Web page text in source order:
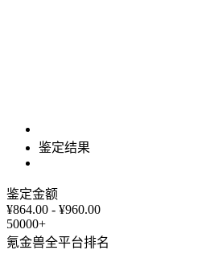
鉴定结果
鉴定金额
¥864.00 - ¥960.00
50000+
氪金兽全平台排名